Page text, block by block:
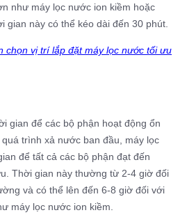
như máy lọc nước ion kiềm hoặc
gian này có thể kéo dài đến 30 phút.
chọn vị trí lắp đặt máy lọc nước tối ưu
gian để các bộ phận hoạt động ổn
trình xả nước ban đầu, máy lọc
để tất cả các bộ phận đạt đến
Thời gian này thường từ 2-4 giờ đối
và có thể lên đến 6-8 giờ đối với
máy lọc nước ion kiềm.